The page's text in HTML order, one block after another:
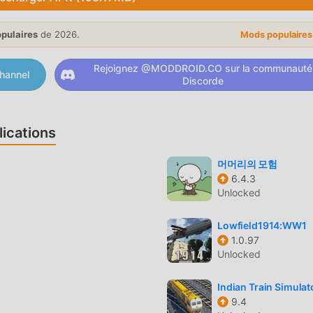
de jeux simulation, vous permettant de
du monde entier, qu'attendez-vous, rejoignez
mondiaux heureux
Management 4.0.1 a adopté un moteur virtuel mis à jour et
technologie plus avancée, l'expérience d'écran du jeu a été
original de simulation, le maximum Il améliore l'expérience
types de téléphones mobiles apk avec une excellente
jeux simulation peuvent pleinement profiter du bonheur
est à la fois la caractéristique et le plaisir du jeu, mais en
fatiguer les gens, mais maintenant, l'émergence des
de 2026. Mods
Rejoignez @MODDROID.CO sur la communauté
Discorde
머머리의 모험
6.4.3
Unlocked
Lowfield1914:WW1
1.0.97
Unlocked
Indian Train
9.4